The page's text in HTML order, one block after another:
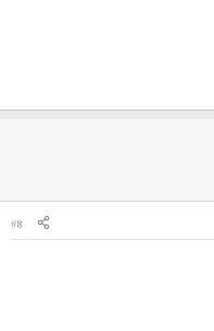
#8